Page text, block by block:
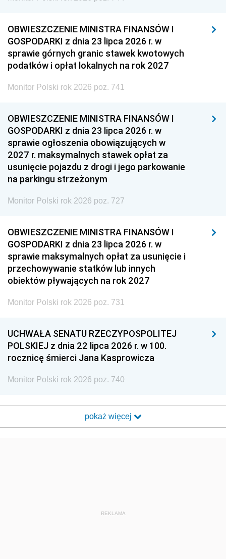
OBWIESZCZENIE MINISTRA FINANSÓW I
GOSPODARKI z dnia 23 lipca 2026 r. w
sprawie górnych granic stawek kwotowych
podatków i opłat lokalnych na rok 2027
Monitor Polski rok 2026 poz. 741
OBWIESZCZENIE MINISTRA FINANSÓW I
GOSPODARKI z dnia 23 lipca 2026 r. w
sprawie ogłoszenia obowiązujących w
2027 r. maksymalnych stawek opłat za
usunięcie pojazdu z drogi i jego parkowanie
na parkingu strzeżonym
Monitor Polski rok 2026 poz. 727
OBWIESZCZENIE MINISTRA FINANSÓW I
GOSPODARKI z dnia 23 lipca 2026 r. w
sprawie maksymalnych opłat za usunięcie i
przechowywanie statków lub innych
obiektów pływających na rok 2027
Monitor Polski rok 2026 poz. 731
UCHWAŁA SENATU RZECZYPOSPOLITEJ
POLSKIEJ z dnia 22 lipca 2026 r. w 100.
rocznicę śmierci Jana Kasprowicza
Monitor Polski rok 2026 poz. 740
pokaż więcej
REKLAMA